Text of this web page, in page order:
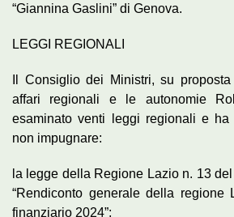
“Giannina Gaslini” di Genova.
LEGGI REGIONALI
Il Consiglio dei Ministri, su
affari regionali e le autonomie
esaminato venti leggi regionali e
non impugnare:
la legge della Regione Lazio n. 13
“Rendiconto generale della regione
finanziario 2024”;